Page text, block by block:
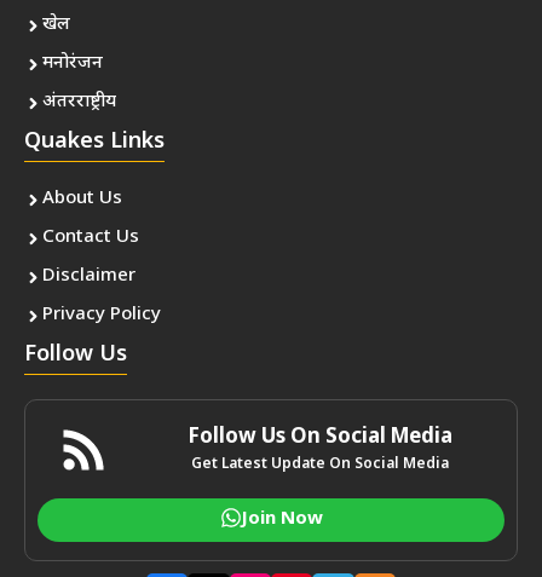
खेल
मनोरंजन
अंतरराष्ट्रीय
Quakes Links
About Us
Contact Us
Disclaimer
Privacy Policy
Follow Us
Follow Us On Social Media
Get Latest Update On Social Media
Join Now